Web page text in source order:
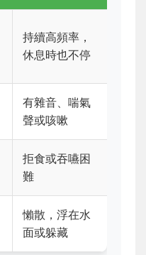
持續高頻率，
休息時也不停
有雜音、喘氣
聲或咳嗽
拒食或吞嚥困
難
懶散，浮在水
面或躲藏